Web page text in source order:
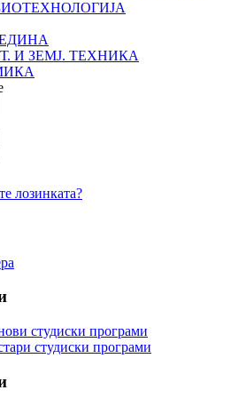
И ЗЕМЈ. ТЕХНИКА
лозинката?
студиски програми
студиски програми